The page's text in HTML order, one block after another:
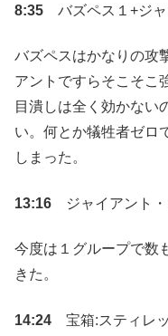
8:35 バズペス１+ジャ
バズペスはかなりの攻
アントですらそこそこ
目潰しは全く効かない
い。何とか犠牲者ゼロ
しまった。
13:16 ジャイアント・
今度は１グループで数
きた。
14:24 宝箱:スティレ